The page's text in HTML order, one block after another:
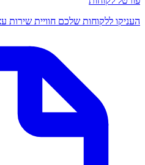
העניקו ללקוחות שלכם חוויית שירות